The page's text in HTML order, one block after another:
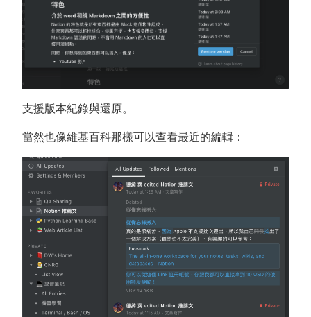
支援版本紀錄與還原。
當然也像維基百科那樣可以查看最近的編輯：